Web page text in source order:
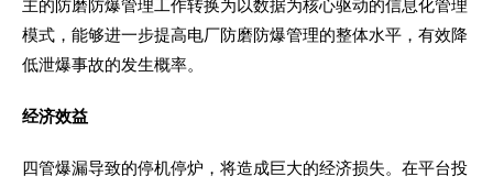
主的防磨防爆管理工作转换为以数据为核心驱动的信息化管理
模式，能够进一步提高电厂防磨防爆管理的整体水平，有效降
低泄爆事故的发生概率。
经济效益
四管爆漏导致的停机停炉，将造成巨大的经济损失。在平台投